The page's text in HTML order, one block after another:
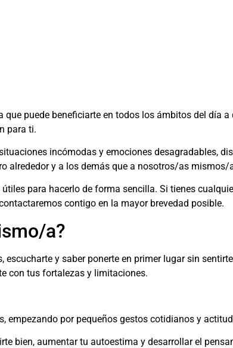
puede beneficiarte en todos los ámbitos del día a
para ti.
incómodas y emociones desagradables,
alrededor y a los demás que a nosotros/as mismos/
para hacerlo de forma sencilla. Si tienes
contigo en la mayor brevedad posible.
a?
y saber ponerte en primer lugar sin
con tus fortalezas y limitaciones.
empezando por pequeños gestos cotidianos y
bien, aumentar tu autoestima y desarrollar el